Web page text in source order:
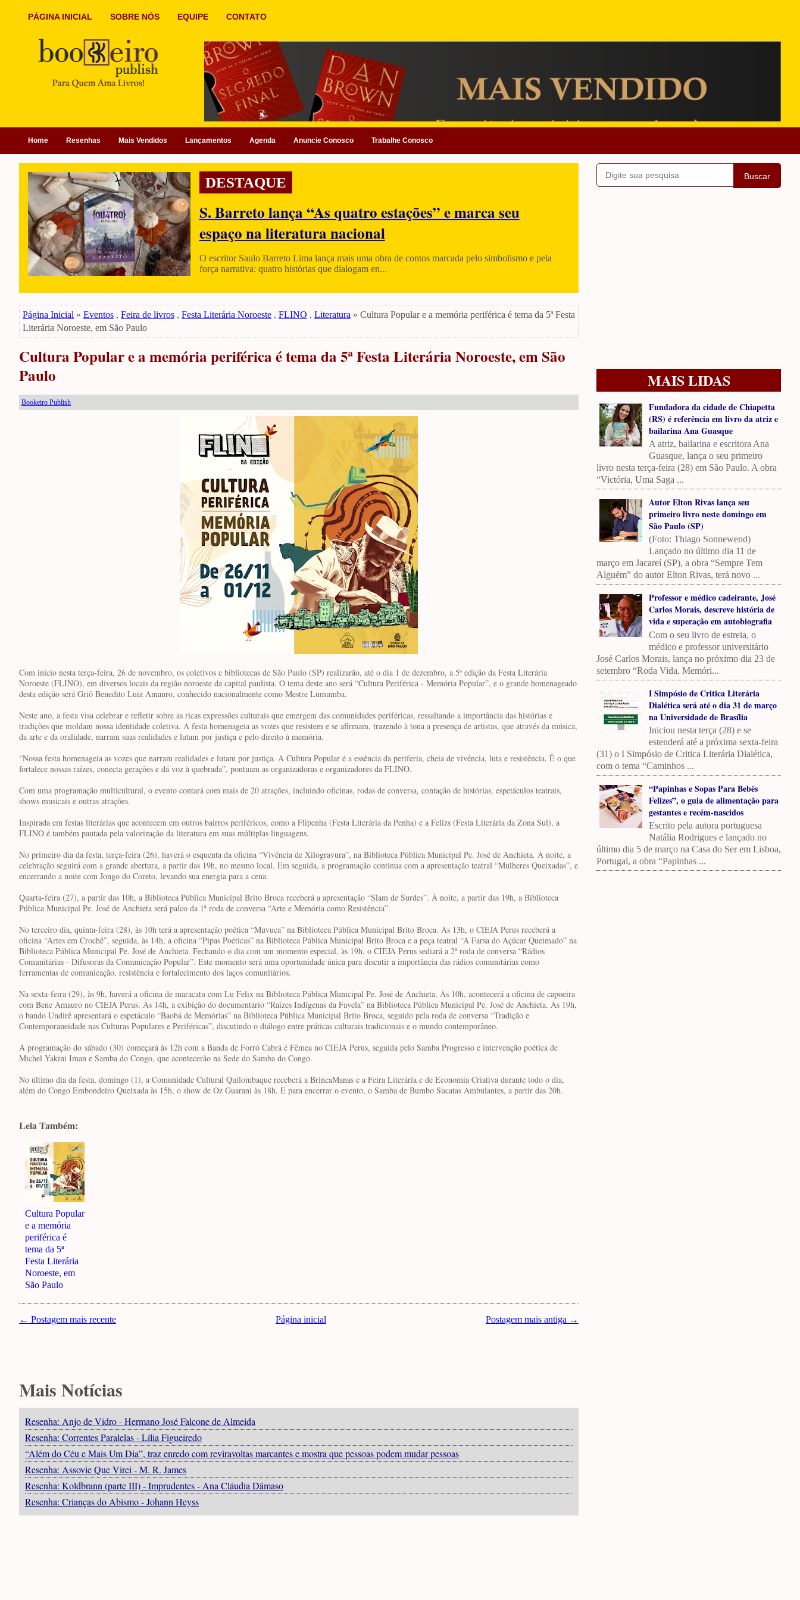
PÁGINA INICIAL SOBRE NÓS EQUIPE CONTATO
Home Resenhas Mais Vendidos Lançamentos Agenda Anuncie Conosco Trabalhe Conosco
DESTAQUE
S. Barreto lança “As quatro estações” e marca seu
espaço na literatura nacional
O escritor Saulo Barreto Lima lança mais uma obra de contos marcada pelo simbolismo e pela
força narrativa: quatro histórias que dialogam en...
Página Inicial » Eventos , Feira de livros , Festa Literária Noroeste , FLINO , Literatura » Cultura Popular e a memória periférica é tema da 5ª Festa
Literária Noroeste, em São Paulo
Cultura Popular e a memória periférica é tema da 5ª Festa Literária Noroeste, em São
Paulo
Bookeiro Publish
Com início nesta terça-feira, 26 de novembro, os coletivos e bibliotecas de São Paulo (SP) realizarão, até o dia 1 de dezembro, a 5ª edição da Festa Literária
Noroeste (FLINO), em diversos locais da região noroeste da capital paulista. O tema deste ano será “Cultura Periférica - Memória Popular”, e o grande homenageado
desta edição será Griô Benedito Luiz Amauro, conhecido nacionalmente como Mestre Lumumba.
Neste ano, a festa visa celebrar e refletir sobre as ricas expressões culturais que emergem das comunidades periféricas, ressaltando a importância das histórias e
tradições que moldam nossa identidade coletiva. A festa homenageia as vozes que resistem e se afirmam, trazendo à tona a presença de artistas, que através da música,
da arte e da oralidade, narram suas realidades e lutam por justiça e pelo direito à memória.
“Nossa festa homenageia as vozes que narram realidades e lutam por justiça. A Cultura Popular é a essência da periferia, cheia de vivência, luta e resistência. É o que
fortalece nossas raízes, conecta gerações e dá voz à quebrada”, pontuam as organizadoras e organizadores da FLINO.
Com uma programação multicultural, o evento contará com mais de 20 atrações, incluindo oficinas, rodas de conversa, contação de histórias, espetáculos teatrais,
shows musicais e outras atrações.
Inspirada em festas literárias que acontecem em outros bairros periféricos, como a Flipenha (Festa Literária da Penha) e a Felizs (Festa Literária da Zona Sul), a
FLINO é também pautada pela valorização da literatura em suas múltiplas linguagens.
No primeiro dia da festa, terça-feira (26), haverá o esquenta da oficina “Vivência de Xilogravura”, na Biblioteca Pública Municipal Pe. José de Anchieta. À noite, a
celebração seguirá com a grande abertura, a partir das 19h, no mesmo local. Em seguida, a programação continua com a apresentação teatral “Mulheres Queixadas”, e
encerrando a noite com Jongo do Coreto, levando sua energia para a cena.
Quarta-feira (27), a partir das 10h, a Biblioteca Pública Municipal Brito Broca receberá a apresentação “Slam de Surdes”. À noite, a partir das 19h, a Biblioteca
Pública Municipal Pe. José de Anchieta será palco da 1ª roda de conversa “Arte e Memória como Resistência”.
No terceiro dia, quinta-feira (28), às 10h terá a apresentação poética “Muvuca” na Biblioteca Pública Municipal Brito Broca. Às 13h, o CIEJA Perus receberá a
oficina “Artes em Crochê”, seguida, às 14h, a oficina “Pipas Poéticas” na Biblioteca Pública Municipal Brito Broca e a peça teatral “A Farsa do Açúcar Queimado” na
Biblioteca Pública Municipal Pe. José de Anchieta. Fechando o dia com um momento especial, às 19h, o CIEJA Perus sediará a 2ª roda de conversa “Rádios
Comunitárias - Difusoras da Comunicação Popular”. Este momento será uma oportunidade única para discutir a importância das rádios comunitárias como
ferramentas de comunicação, resistência e fortalecimento dos laços comunitários.
Na sexta-feira (29), às 9h, haverá a oficina de maracatu com Lu Felix na Biblioteca Pública Municipal Pe. José de Anchieta. Às 10h, acontecerá a oficina de capoeira
com Bene Amauro no CIEJA Perus. Às 14h, a exibição do documentário “Raízes Indígenas da Favela” na Biblioteca Pública Municipal Pe. José de Anchieta. Às 19h,
o bando Undirê apresentará o espetáculo “Baobá de Memórias” na Biblioteca Pública Municipal Brito Broca, seguido pela roda de conversa “Tradição e
Contemporaneidade nas Culturas Populares e Periféricas”, discutindo o diálogo entre práticas culturais tradicionais e o mundo contemporâneo.
A programação do sábado (30) começará às 12h com a Banda de Forró Cabrá é Fêmea no CIEJA Perus, seguida pelo Samba Progresso e intervenção poética de
Michel Yakini Iman e Samba do Congo, que acontecerão na Sede do Samba do Congo.
No último dia da festa, domingo (1), a Comunidade Cultural Quilombaque receberá a BrincaManas e a Feira Literária e de Economia Criativa durante todo o dia,
além do Congo Embondeiro Queixada às 15h, o show de Oz Guarani às 18h. E para encerrar o evento, o Samba de Bumbo Sucatas Ambulantes, a partir das 20h.
Leia Também:
Cultura Popular
e a memória
periférica é
tema da 5ª
Festa Literária
Noroeste, em
São Paulo
← Postagem mais recente Postagem mais antiga →
Página inicial
Mais Notícias
Resenha: Anjo de Vidro - Hermano José Falcone de Almeida
Resenha: Correntes Paralelas - Lília Figueiredo
“Além do Céu e Mais Um Dia”, traz enredo com reviravoltas marcantes e mostra que pessoas podem mudar pessoas
Resenha: Assovie Que Virei - M. R. James
Resenha: Koldbrann (parte III) - Imprudentes - Ana Cláudia Dâmaso
Resenha: Crianças do Abismo - Johann Heyss
Buscar
MAIS LIDAS
Fundadora da cidade de Chiapetta
(RS) é referência em livro da atriz e
bailarina Ana Guasque
A atriz, bailarina e escritora Ana
Guasque, lança o seu primeiro
livro nesta terça-feira (28) em São Paulo. A obra
“Victória, Uma Saga ...
Autor Elton Rivas lança seu
primeiro livro neste domingo em
São Paulo (SP)
(Foto: Thiago Sonnewend)
Lançado no último dia 11 de
março em Jacareí (SP), a obra “Sempre Tem
Alguém” do autor Elton Rivas, terá novo ...
Professor e médico cadeirante, José
Carlos Morais, descreve história de
vida e superação em autobiografia
Com o seu livro de estreia, o
médico e professor universitário
José Carlos Morais, lança no próximo dia 23 de
setembro “Roda Vida, Memóri...
I Simpósio de Critica Literária
Dialética será até o dia 31 de março
na Universidade de Brasília
Iniciou nesta terça (28) e se
estenderá até a próxima sexta-feira
(31) o I Simpósio de Critica Literária Dialética,
com o tema “Caminhos ...
“Papinhas e Sopas Para Bebês
Felizes”, o guia de alimentação para
gestantes e recém-nascidos
Escrito pela autora portuguesa
Natália Rodrigues e lançado no
último dia 5 de março na Casa do Ser em Lisboa,
Portugal, a obra “Papinhas ...